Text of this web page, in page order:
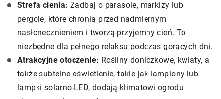
Strefa cienia: Zadbaj o parasole, markizy lub
pergole, które chronią przed nadmiernym
nasłonecznieniem i tworzą przyjemny cień. To
niezbędne dla pełnego relaksu podczas gorących dni.
Atrakcyjne otoczenie: Rośliny doniczkowe, kwiaty, a
także subtelne oświetlenie, takie jak lampiony lub
lampki solarno-LED, dodają klimatowi ogrodu